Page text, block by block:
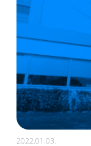
2022.01.03.